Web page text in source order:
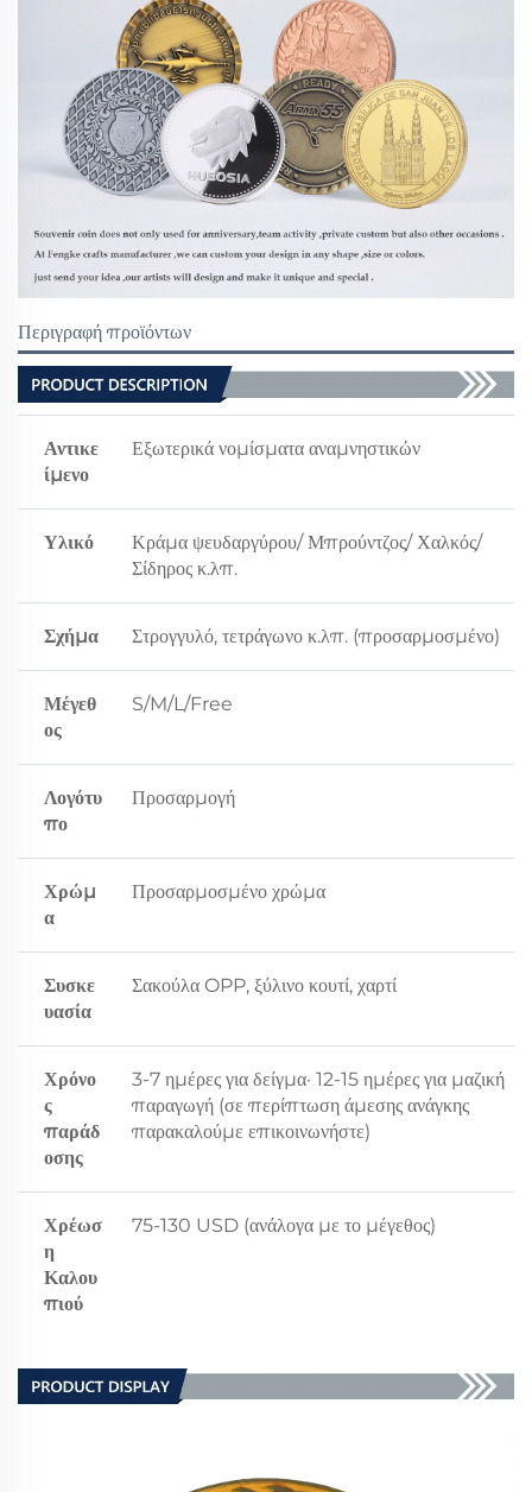
Περιγραφή προϊόντων
Αντικε
ίμενο
Εξωτερικά νομίσματα αναμνηστικών
Υλικό
Κράμα ψευδαργύρου/ Μπρούντζος/ Χαλκός/
Σίδηρος κ.λπ.
Σχήμα Στρογγυλό, τετράγωνο κ.λπ. (προσαρμοσμένο)
Μέγεθ
ος
S/M/L/Free
Λογότυ
πο
Προσαρμογή
Χρώμ
α
Προσαρμοσμένο χρώμα
Συσκε
υασία
Σακούλα OPP, ξύλινο κουτί, χαρτί
Χρόνο
ς
παράδ
οσης
3-7 ημέρες για δείγμα· 12-15 ημέρες για μαζική
παραγωγή (σε περίπτωση άμεσης ανάγκης
παρακαλούμε επικοινωνήστε)
Χρέωσ
η
Καλου
πιού
75-130 USD (ανάλογα με το μέγεθος)